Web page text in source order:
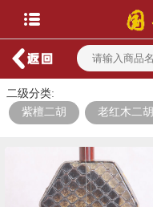
二级分类:
紫檀二胡
老红木二胡